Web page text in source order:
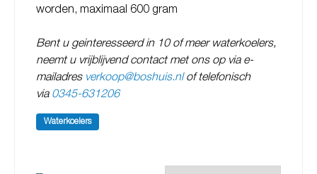
worden, maximaal 600 gram
Bent u geinteresseerd in 10 of meer waterkoelers,
neemt u vrijblijvend contact met ons op via e-
mailadres verkoop@boshuis.nlof telefonisch
via 0345-631206
Waterkoelers